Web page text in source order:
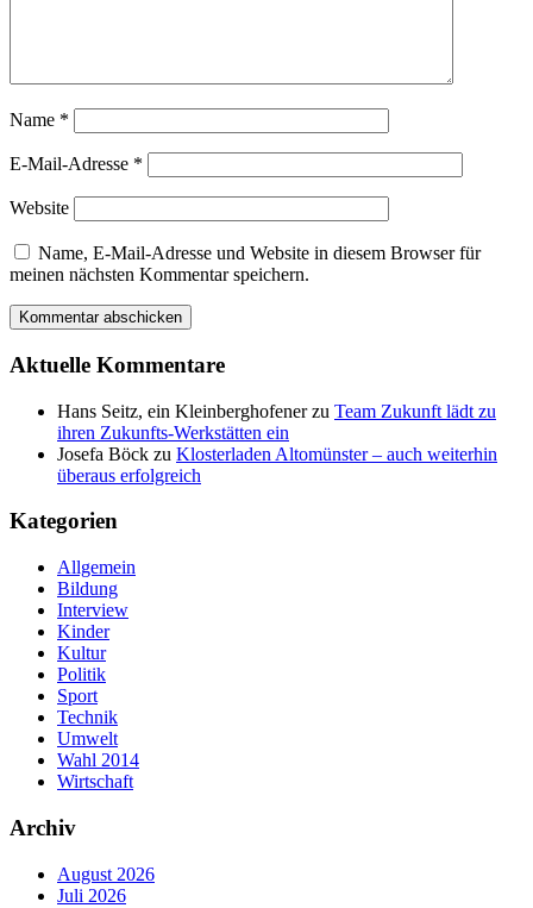
Name *
E-Mail-Adresse *
Website
Name, E-Mail-Adresse und Website in diesem Browser für
meinen nächsten Kommentar speichern.
Aktuelle Kommentare
Hans Seitz, ein Kleinberghofenerzu Team Zukunft lädt zu
ihren Zukunfts-Werkstätten ein
Josefa Böck zu Klosterladen Altomünster – auch weiterhin
überaus erfolgreich
Kategorien
Allgemein
Bildung
Interview
Kinder
Kultur
Politik
Sport
Technik
Umwelt
Wahl 2014
Wirtschaft
Archiv
August 2026
Juli 2026